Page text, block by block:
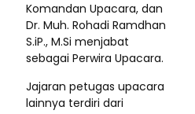
Komandan Upacara, dan
Dr. Muh. Rohadi Ramdhan
S.iP., M.Si menjabat
sebagai Perwira Upacara.
Jajaran petugas upacara
lainnya terdiri dari